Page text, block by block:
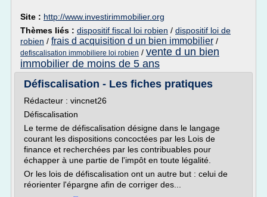
Site : http://www.investirimmobilier.org
Thèmes liés : dispositif fiscal loi robien / dispositif loi de
robien / frais d acquisition d un bien immobilier /
defiscalisation immobiliere loi robien / vente d un bien
immobilier de moins de 5 ans
Défiscalisation - Les fiches pratiques
Rédacteur : vincnet26
Défiscalisation
Le terme de défiscalisation désigne dans le langage
courant les dispositions concoctées par les Lois de
finance et recherchées par les contribuables pour
échapper à une partie de l'impôt en toute légalité.
Or les lois de défiscalisation ont un autre but : celui de
réorienter l'épargne afin de corriger des...